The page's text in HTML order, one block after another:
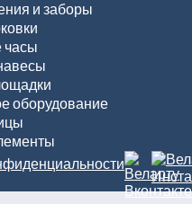
и заборы
часы
оборудование